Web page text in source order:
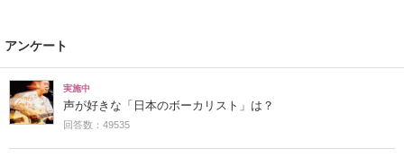
アンケート
実施中
声が好きな「日本のボーカリスト」は？
回答数：49535